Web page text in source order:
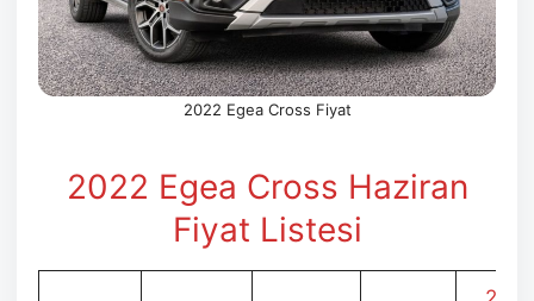
2022 Egea Cross Fiyat
2022 Egea Cross Haziran
Fiyat Listesi